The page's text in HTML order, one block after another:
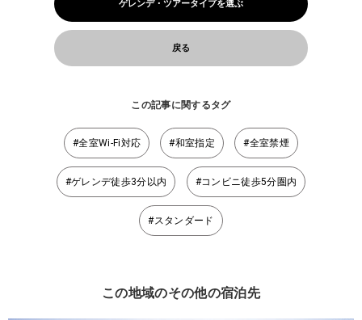
ゲレンデ・ツアータイプを選ぶ
戻る
この記事に関するタグ
#全室Wi-Fi対応 #和室指定 #全室禁煙
#ゲレンデ徒歩3分以内 #コンビニ徒歩5分圏内
#スタンダード
この地域のその他の宿泊先